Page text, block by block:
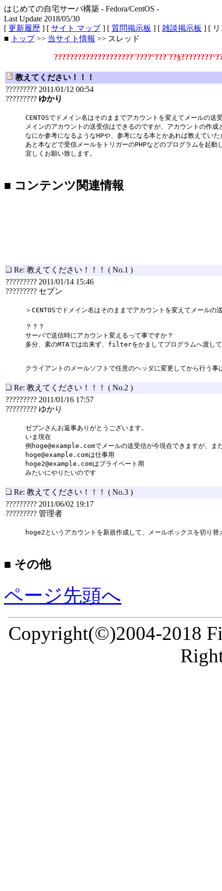
はじめての自宅サーバ構築 - Fedora/CentOS -
Last Update 2018/05/30
[ 更新履歴 ] [ サイト マップ] [ 質問掲示板 ] [ 雑談掲示板 ] [
■
トップ>> 当サイト情報 >> スレッド
教えてください！！！
????????? 2011/01/12 00:54
????????? ゆかり
CENTOSでドメイン名はそのままでアカウントを変えてメールの送
メインのアカウントの送受信はできるのですが、アカウントの作
なにか参考になるようなHPや、参考になる本とかあれば教えてい
あと本などで受信メールをトリガーのPHPなどのプログラムを起
宜しくお願い致します。
■ コンテンツ関連情報
Re: 教えてください！！！ ( No.1 )
????????? 2011/01/14 15:46
????????? セブン
＞CENTOSでドメイン名はそのままでアカウントを変えてメール
？？？
サーバで送信時にアカウント変えるって事ですか？
多分、素のMTAでは出来ず、filterをかましてプログラムへ渡し
クライアントのメールソフトで任意のヘッダに変更してから行う事
Re: 教えてください！！！ ( No.2 )
????????? 2011/01/16 17:57
????????? ゆかり
ゼブンさんお返事ありがとうございます。
いま現在
例hoge@example.comでメールの送受信が今現在できますが、
hoge@example.comは仕事用
hoge2@example.comはプライベート用
みたいにやりたいのです
Re: 教えてください！！！ ( No.3 )
????????? 2011/06/02 19:17
????????? 管理者
hoge2というアカウントを新規作成して、メールボックスを切り替
■ その他
ページ先頭へ
Copyright(©)2004-2018